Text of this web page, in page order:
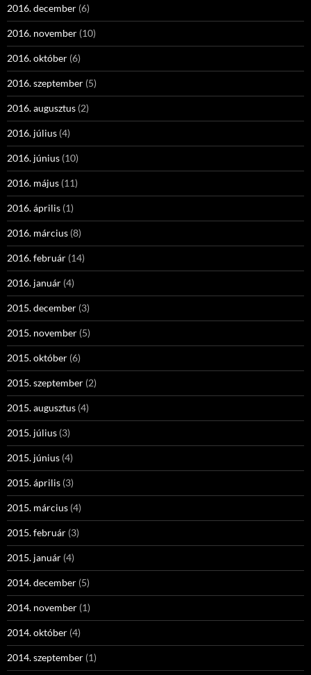
2016. december (6)
2016. november (10)
2016. október (6)
2016. szeptember (5)
2016. augusztus (2)
2016. július (4)
2016. június (10)
2016. május (11)
2016. április (1)
2016. március (8)
2016. február (14)
2016. január (4)
2015. december (3)
2015. november (5)
2015. október (6)
2015. szeptember (2)
2015. augusztus (4)
2015. július (3)
2015. június (4)
2015. április (3)
2015. március (4)
2015. február (3)
2015. január (4)
2014. december (5)
2014. november (1)
2014. október (4)
2014. szeptember (1)